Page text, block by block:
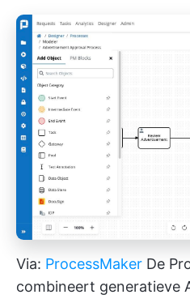
Via: ProcessMaker De
combineert generatieve